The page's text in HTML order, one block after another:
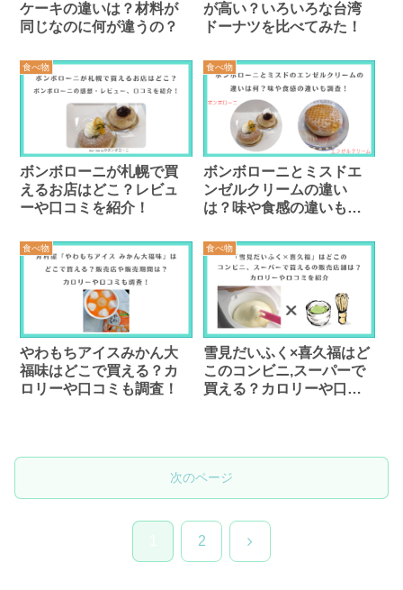
ケーキの違いは？材料が
同じなのに何が違うの？
が高い？いろいろな台湾
ドーナツを比べてみた！
食べ物
ボンボローニが札幌で買
えるお店はどこ？レビュ
ーや口コミを紹介！
食べ物
ボンボローニとミスドエ
ンゼルクリームの違い
は？味や食感の違いも調
食べ物
やわもちアイスみかん大
福味はどこで買える？カ
ロリーや口コミも調査！
食べ物
雪見だいふく×喜久福はど
このコンビニ,スーパーで
買える？カロリーや口コ
次のページ
2 次